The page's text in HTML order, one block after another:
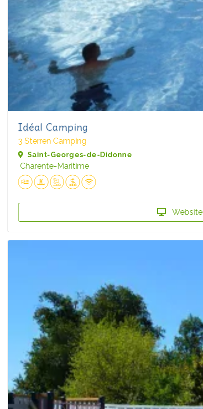
Idéal Camping
3 Sterren Camping
Saint-Georges-de-Didonne
Charente-Maritime
Website